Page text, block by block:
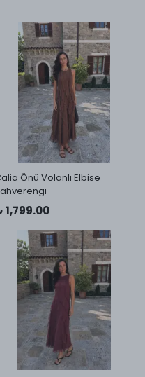
Önü Volanlı Elbise
1,799.00